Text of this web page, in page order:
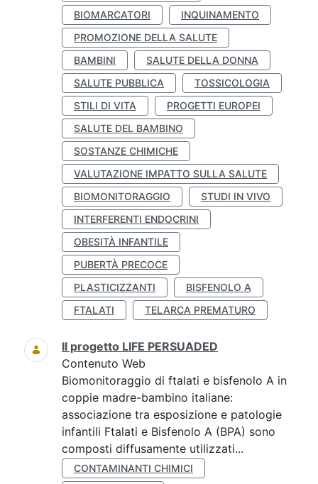
BIOMARCATORI
INQUINAMENTO
PROMOZIONE DELLA SALUTE
BAMBINI
SALUTE DELLA DONNA
SALUTE PUBBLICA
TOSSICOLOGIA
STILI DI VITA
PROGETTI EUROPEI
SALUTE DEL BAMBINO
SOSTANZE CHIMICHE
VALUTAZIONE IMPATTO SULLA SALUTE
BIOMONITORAGGIO
STUDI IN VIVO
INTERFERENTI ENDOCRINI
OBESITÀ INFANTILE
PUBERTÀ PRECOCE
PLASTICIZZANTI
BISFENOLO A
FTALATI
TELARCA PREMATURO
Il progetto LIFE PERSUADED
Contenuto Web
Biomonitoraggio di ftalati e bisfenolo A in
coppie madre-bambino italiane:
associazione tra esposizione e patologie
infantili Ftalati e Bisfenolo A (BPA) sono
composti diffusamente utilizzati...
CONTAMINANTI CHIMICI